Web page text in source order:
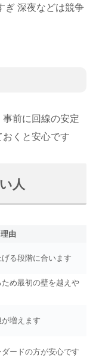
ぎ 深夜などは競争
前に回線の安定
くと安心です
人
理由
る段階に合います
め最初の壁を越えや
増えます
ードの方が安心です